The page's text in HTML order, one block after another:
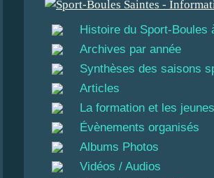
Histoire du Sport-Boules
Archives par année
Synthèses des saisons
Articles
La formation et les jeunes
Évènements organisés
Albums Photos
Vidéos / Audios